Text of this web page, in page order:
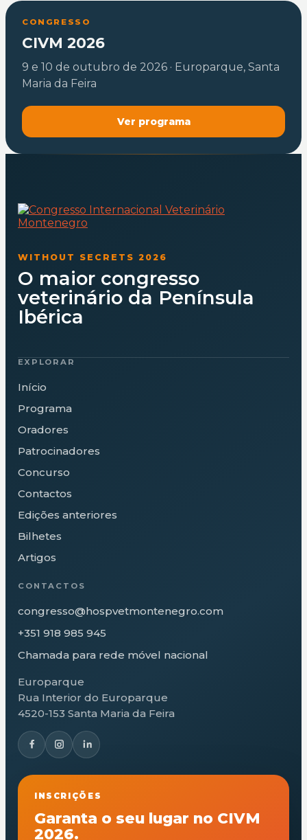
CONGRESSO
CIVM 2026
9 e 10 de outubro de 2026 · Europarque, Santa
Maria da Feira
Ver programa
WITHOUT SECRETS 2026
O maior congresso
veterinário da Península
Ibérica
EXPLORAR
Início
Programa
Oradores
Patrocinadores
Concurso
Contactos
Edições anteriores
Bilhetes
Artigos
CONTACTOS
congresso@hospvetmontenegro.com
+351 918 985 945
Chamada para rede móvel nacional
Europarque
Rua Interior do Europarque
4520-153 Santa Maria da Feira
INSCRIÇÕES
Garanta o seu lugar no CIVM
2026.